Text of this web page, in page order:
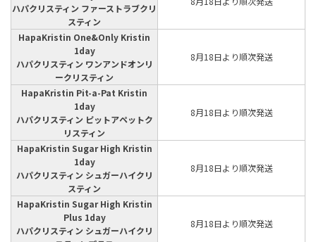
ハパクリスティン ファーストラブクリ
スティン
HapaKristin One&Only Kristin
1day
ハパクリスティン ワンアンドオンリ
ークリスティン
8月18日より順次発送
HapaKristin Pit-a-Pat Kristin
1day
ハパクリスティン ピットアペットク
リスティン
8月18日より順次発送
HapaKristin Sugar High Kristin
1day
ハパクリスティン シュガーハイクリ
スティン
8月18日より順次発送
HapaKristin Sugar High Kristin
Plus 1day
ハパクリスティン シュガーハイクリ
8月18日より順次発送